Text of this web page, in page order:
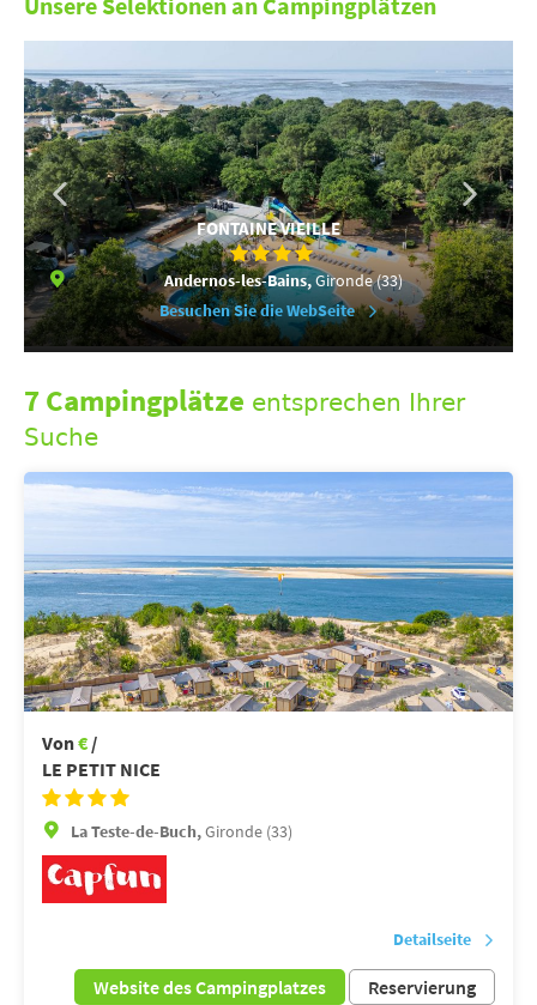
FONTAINE VIEILLE
Andernos-les-Bains,Gironde (33)
Besuchen Sie die WebSeite
7 Campingplätze entsprechen Ihrer
Suche
Von€ /
LE PETIT NICE
La Teste-de-Buch,Gironde (33)
Detailseite
Website des Campingplatzes Reservierung